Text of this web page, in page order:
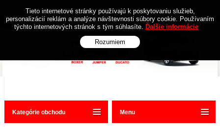
Kategórie obchodu Menu
Tieto internetové stránky používajú k poskytovaniu služieb,
personalizácií reklám a analýze návštevnosti súbory cookie. Používaním
týchto internetových stránok s tým súhlasíte. Ďalšie informácie
Rozumiem